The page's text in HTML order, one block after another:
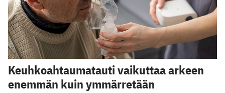
Keuhkoahtaumatauti vaikuttaa arkeen
enemmän kuin ymmärretään